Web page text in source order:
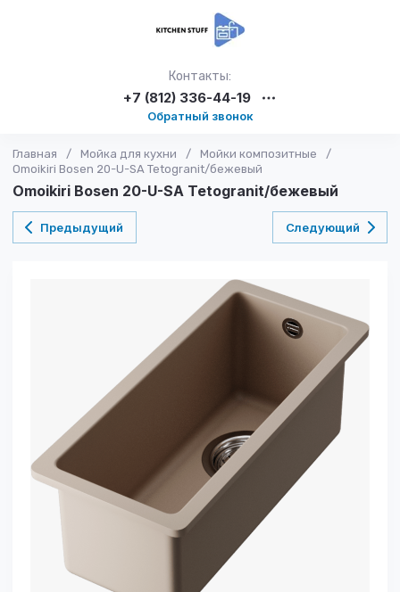
Контакты:
+7 (812) 336-44-19
Обратный звонок
Главная / Мойка для кухни / Мойки композитные
/
Omoikiri Bosen 20-U-SA Tetogranit/бежевый
Omoikiri Bosen 20-U-SA Tetogranit/бежевый
Предыдущий Следующий